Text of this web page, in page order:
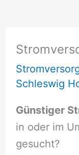
Schleswig
Günstiger
in oder im
gesucht?